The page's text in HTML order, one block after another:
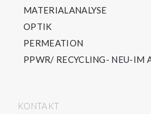
MATERIALANALYSE
OPTIK
PERMEATION
PPWR/ RECYCLING- NEU-IM
KONTAKT